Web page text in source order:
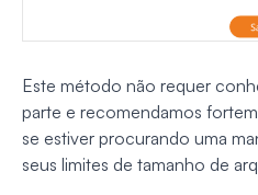
Este método não requer
parte e recomendamos
se estiver procurando uma
seus limites de tamanho de